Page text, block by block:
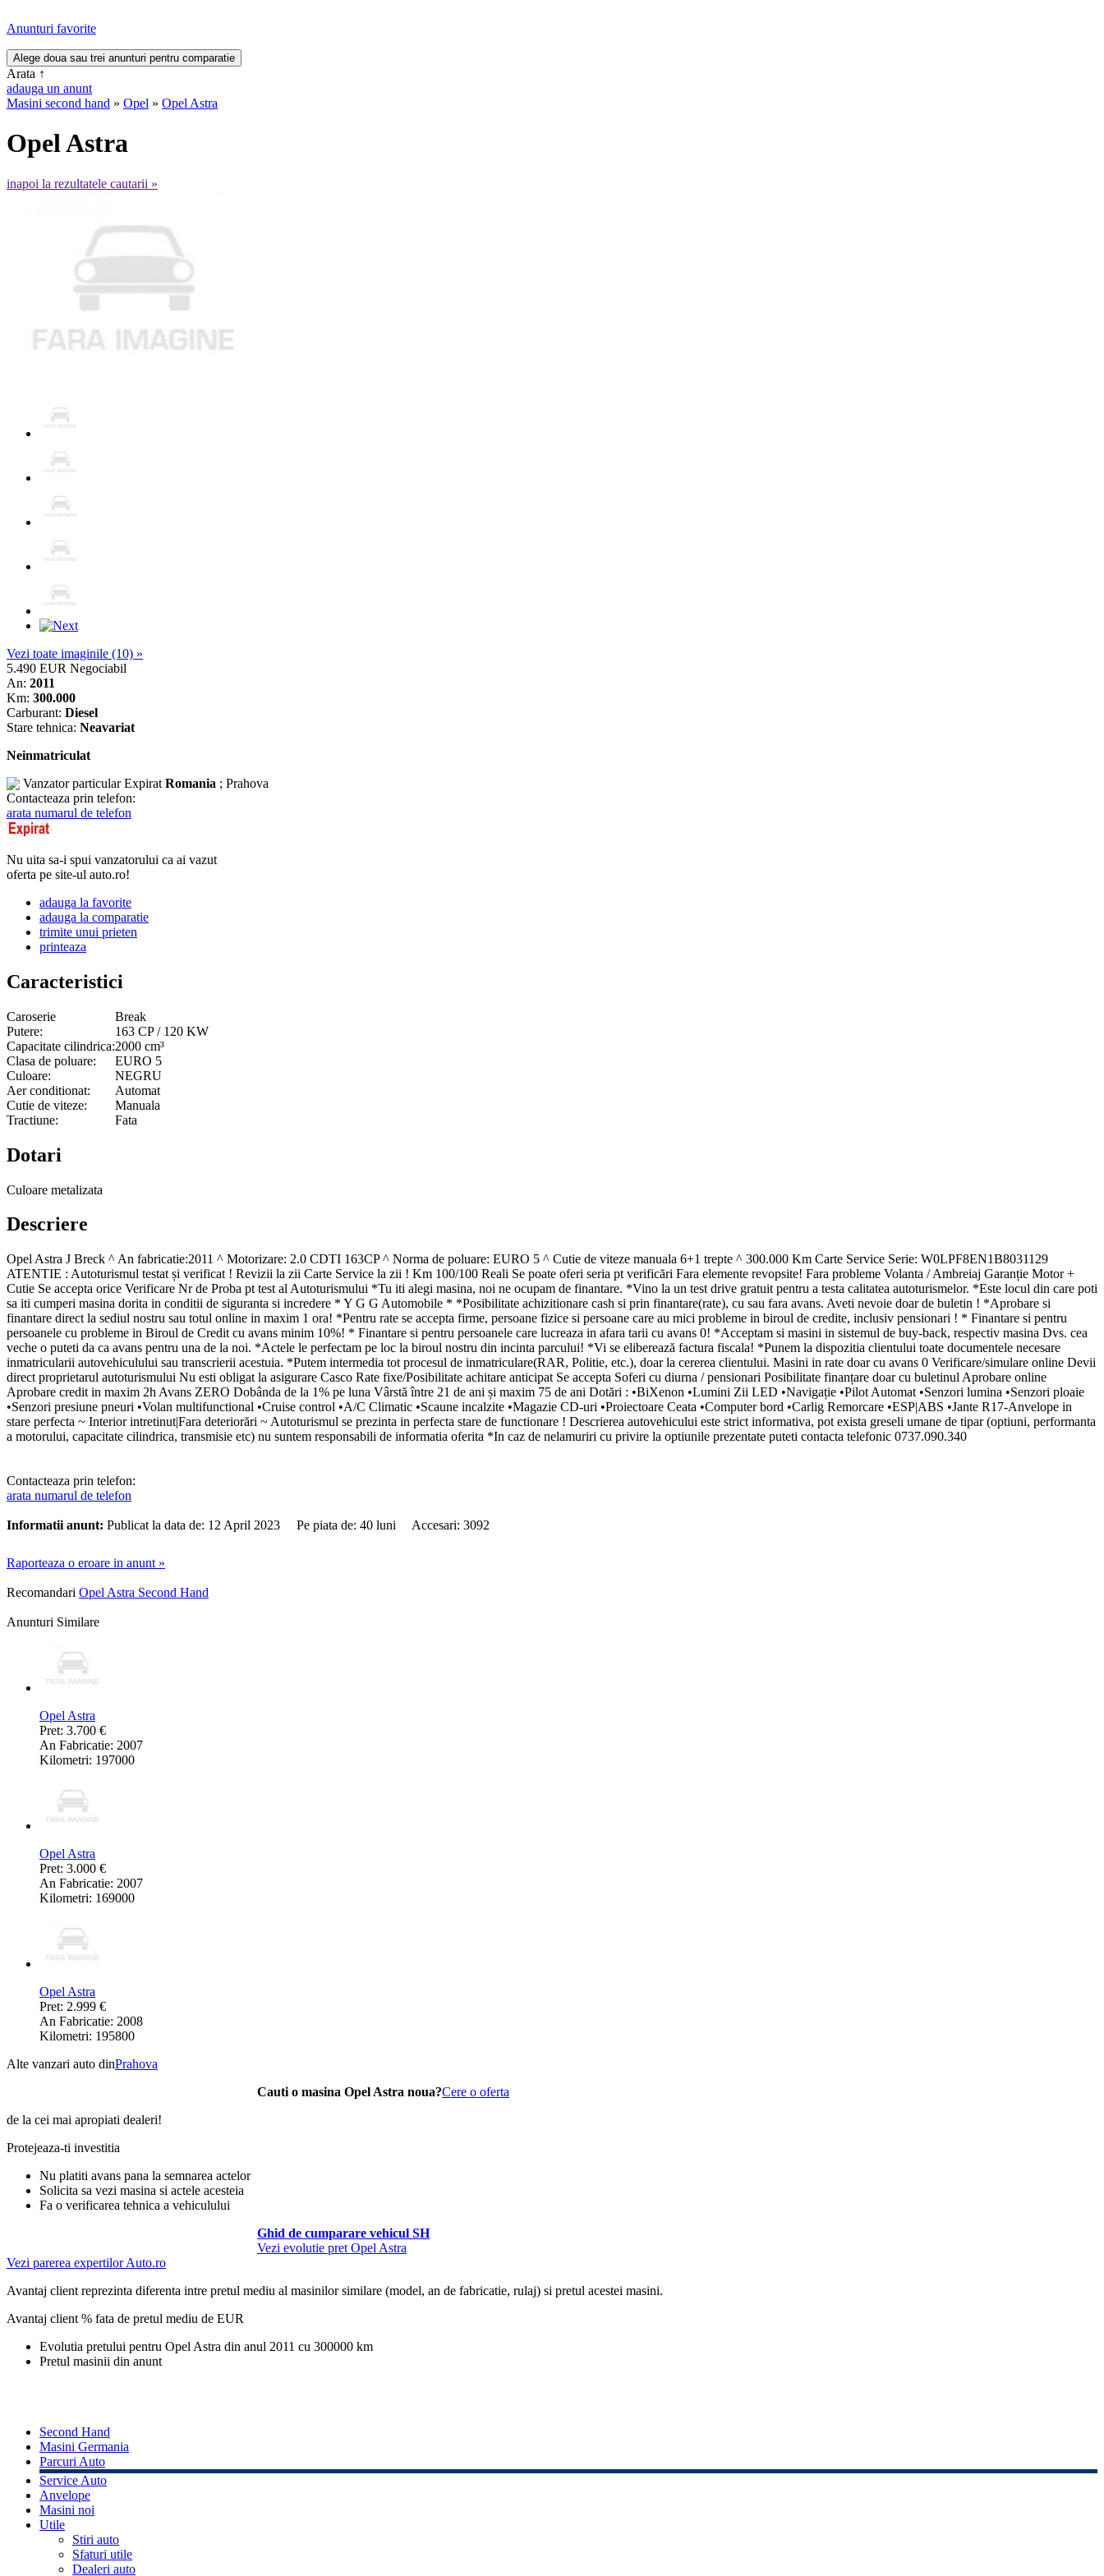
Anunturi favorite
Arata ↑
adauga un anunt
Masini second hand » Opel » Opel Astra
Opel Astra
inapoi la rezultatele cautarii »
Vezi toate imaginile (10) »
5.490 EUR Negociabil
An: 2011
Km: 300.000
Carburant: Diesel
Stare tehnica: Neavariat
Neinmatriculat
Vanzator particularExpirat Romania ; Prahova
Contacteaza prin telefon:
arata numarul de telefon
Nu uita sa-i spui vanzatorului ca ai vazut
oferta pe site-ul auto.ro!
adauga la favorite
adauga la comparatie
trimite unui prieten
printeaza
Caracteristici
Caroserie
Break
Putere:
163 CP / 120 KW
Capacitate cilindrica:2000 cm³
Clasa de poluare:
EURO 5
Culoare:
NEGRU
Aer conditionat:
Automat
Cutie de viteze:
Manuala
Tractiune:
Fata
Dotari
Culoare metalizata
Descriere
Opel Astra J Breck ^ An fabricatie:2011 ^ Motorizare: 2.0 CDTI 163CP ^ Norma de poluare: EURO 5 ^ Cutie de viteze manuala 6+1 trepte ^ 300.000 Km Carte Service Serie: W0LPF8EN1B8031129
ATENTIE : Autoturismul testat și verificat ! Revizii la zii Carte Service la zii ! Km 100/100 Reali Se poate oferi seria pt verificări Fara elemente revopsite! Fara probleme Volanta / Ambreiaj Garanție Motor +
Cutie Se accepta orice Verificare Nr de Proba pt test al Autoturismului *Tu iti alegi masina, noi ne ocupam de finantare. *Vino la un test drive gratuit pentru a testa calitatea autoturismelor. *Este locul din care poti
sa iti cumperi masina dorita in conditii de siguranta si incredere * Y G G Automobile * *Posibilitate achizitionare cash si prin finantare(rate), cu sau fara avans. Aveti nevoie doar de buletin ! *Aprobare si
finantare direct la sediul nostru sau totul online in maxim 1 ora! *Pentru rate se accepta firme, persoane fizice si persoane care au mici probleme in biroul de credite, inclusiv pensionari ! * Finantare si pentru
persoanele cu probleme in Biroul de Credit cu avans minim 10%! * Finantare si pentru persoanele care lucreaza in afara tarii cu avans 0! *Acceptam si masini in sistemul de buy-back, respectiv masina Dvs. cea
veche o puteti da ca avans pentru una de la noi. *Actele le perfectam pe loc la biroul nostru din incinta parcului! *Vi se eliberează factura fiscala! *Punem la dispozitia clientului toate documentele necesare
inmatricularii autovehiculului sau transcrierii acestuia. *Putem intermedia tot procesul de inmatriculare(RAR, Politie, etc.), doar la cererea clientului. Masini in rate doar cu avans 0 Verificare/simulare online Devii
direct proprietarul autoturismului Nu esti obligat la asigurare Casco Rate fixe/Posibilitate achitare anticipat Se accepta Soferi cu diurna / pensionari Posibilitate finanțare doar cu buletinul Aprobare online
Aprobare credit in maxim 2h Avans ZERO Dobânda de la 1% pe luna Vârstă între 21 de ani și maxim 75 de ani Dotări : •BiXenon •Lumini Zii LED •Navigație •Pilot Automat •Senzori lumina •Senzori ploaie
•Senzori presiune pneuri •Volan multifunctional •Cruise control •A/C Climatic •Scaune incalzite •Magazie CD-uri •Proiectoare Ceata •Computer bord •Carlig Remorcare •ESP|ABS •Jante R17-Anvelope in
stare perfecta ~ Interior intretinut|Fara deteriorări ~ Autoturismul se prezinta in perfecta stare de functionare ! Descrierea autovehicului este strict informativa, pot exista greseli umane de tipar (optiuni, performanta
a motorului, capacitate cilindrica, transmisie etc) nu suntem responsabili de informatia oferita *In caz de nelamuriri cu privire la optiunile prezentate puteti contacta telefonic 0737.090.340
Contacteaza prin telefon:
arata numarul de telefon
Informatii anunt: Publicat la data de: 12 April 2023 Pe piata de: 40 luni Accesari: 3092
Raporteaza o eroare in anunt »
Recomandari Opel Astra Second Hand
Anunturi Similare
Opel Astra
Pret: 3.700 €
An Fabricatie: 2007
Kilometri: 197000
Opel Astra
Pret: 3.000 €
An Fabricatie: 2007
Kilometri: 169000
Opel Astra
Pret: 2.999 €
An Fabricatie: 2008
Kilometri: 195800
Alte vanzari auto dinPrahova
Cauti o masina Opel Astra noua?Cere o oferta
de la cei mai apropiati dealeri!
Protejeaza-ti investitia
Nu platiti avans pana la semnarea actelor
Solicita sa vezi masina si actele acesteia
Fa o verificarea tehnica a vehiculului
Ghid de cumparare vehicul SH
Vezi evolutie pret Opel Astra
Vezi parerea expertilor Auto.ro
Avantaj client reprezinta diferenta intre pretul mediu al masinilor similare (model, an de fabricatie, rulaj) si pretul acestei masini.
Avantaj client % fata de pretul mediu de EUR
Evolutia pretului pentru Opel Astra din anul 2011 cu 300000 km
Pretul masinii din anunt
Second Hand
Masini Germania
Parcuri Auto
Service Auto
Anvelope
Masini noi
Utile
Stiri auto
Sfaturi utile
Dealeri auto